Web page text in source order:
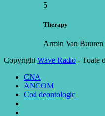
5
Therapy
Armin Van Buuren
Copyright Wave Radio - Toate
CNA
ANCOM
Cod deontologic